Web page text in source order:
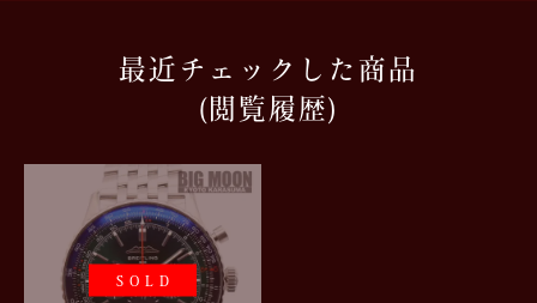
最近チェックした商品
(閲覧履歴)
SOLD